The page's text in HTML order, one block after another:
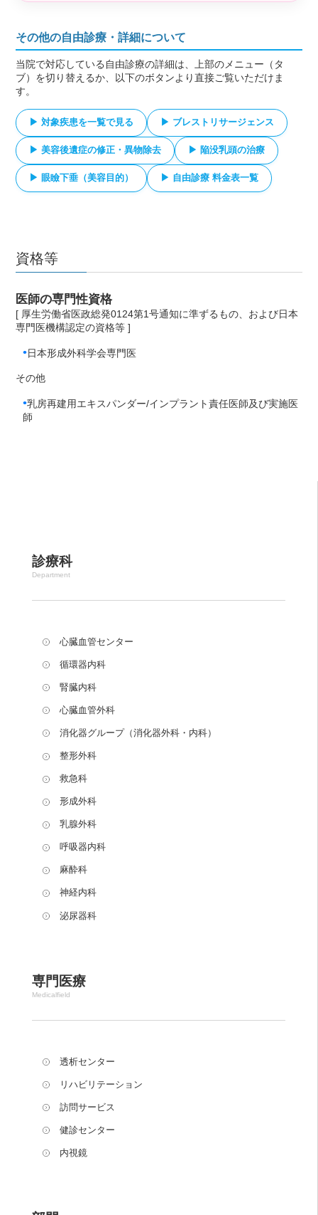
診療科
Department
心臓血管センター
循環器内科
腎臓内科
心臓血管外科
消化器グループ（消化器外科・内科）
整形外科
救急科
形成外科
乳腺外科
呼吸器内科
麻酔科
神経内科
泌尿器科
専門医療
Medicalfield
透析センター
リハビリテーション
訪問サービス
健診センター
内視鏡
その他の自由診療・詳細について
当院で対応している自由診療の詳細は、上部のメニュー（タ
ブ）を切り替えるか、以下のボタンより直接ご覧いただけま
す。
▶ 対象疾患を一覧で見る ▶ ブレストリサージェンス
▶ 美容後遺症の修正・異物除去 ▶ 陥没乳頭の治療
▶ 眼瞼下垂（美容目的） ▶ 自由診療 料金表一覧
資格等
医師の専門性資格
[ 厚生労働省医政総発0124第1号通知に準ずるもの、および日本
専門医機構認定の資格等 ]
•日本形成外科学会専門医
その他
•乳房再建用エキスパンダー/インプラント責任医師及び実施医
師